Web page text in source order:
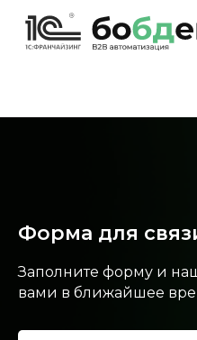
Форма для
Заполните форму и
вами в ближайшее